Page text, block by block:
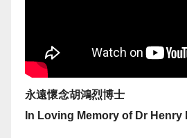
永遠懷念胡鴻烈博士
In Loving Memory of Dr